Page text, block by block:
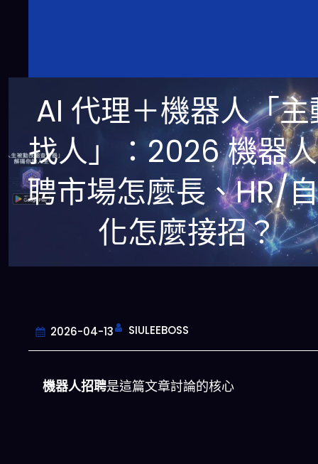
AI 代理＋機器人「主
找人」：2026 機器
聘市場怎麼長、HR/
化怎麼接招？
2026-04-13 SIULEEBOSS
機器人招聘是這篇文章討論的核心